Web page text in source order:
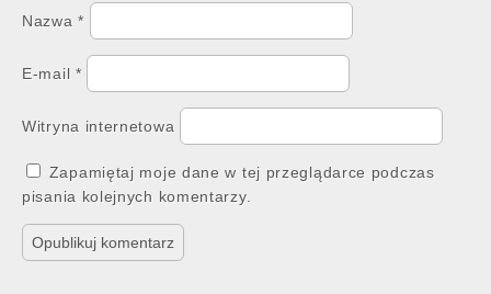
Nazwa*
E-mail *
Witryna internetowa
Zapamiętaj moje dane w tej przeglądarce podczas
pisania kolejnych komentarzy.